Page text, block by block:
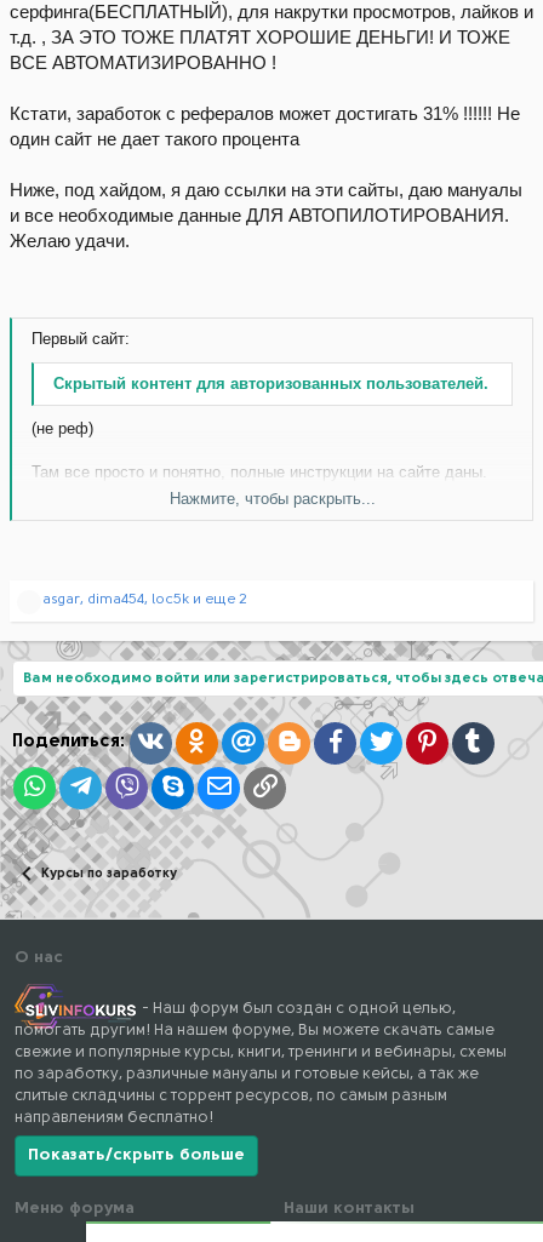
серфинга(БЕСПЛАТНЫЙ), для накрутки просмотров, лайков и
т.д. , ЗА ЭТО ТОЖЕ ПЛАТЯТ ХОРОШИЕ ДЕНЬГИ! И ТОЖЕ
ВСЕ АВТОМАТИЗИРОВАННО !
Кстати, заработок с рефералов может достигать 31% !!!!!! Не
один сайт не дает такого процента
Ниже, под хайдом, я даю ссылки на эти сайты, даю мануалы
и все необходимые данные ДЛЯ АВТОПИЛОТИРОВАНИЯ.
Желаю удачи.
Первый сайт:
Скрытый контент для авторизованных пользователей.
(не реф)
Там все просто и понятно, полные инструкции на сайте даны.
Друзей так же можно крутить там.
- накрутка друзей в скайпе, а так же можно накручивать в
Второй сайт(для автосерфа):
Скачать без ограничений
(не реф)
И видео урок, где поясняется , как автосерфить на этом сайте и
получать пассивный доход:
Скачать без ограничений
Нажмите, чтобы раскрыть...
Р
ц
и
и
:
asgar, dima454, loc5k и еще 2
Вам необходимо войти или зарегистрироваться, чтобы здесь
Поделиться: ВконтактеОдноклассники
Mail.ruBloggerFacebook
TwitterPinterestTumblr
WhatsAppTelegram
Viber SkypeЭлектронная почта
Ссылка
Курсы по заработку
О нас
- Наш форум был создан с одной целью,
помогать другим! На нашем форуме, Вы можете скачать самые
свежие и популярные курсы, книги, тренинги и вебинары, схемы
по заработку, различные мануалы и готовые кейсы, а так же
слитые складчины с торрент ресурсов, по самым разным
направлениям бесплатно!
Показать/скрыть больше
Меню форума Наши контакты